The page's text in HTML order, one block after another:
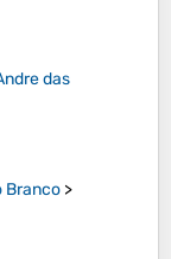
das
Branco >